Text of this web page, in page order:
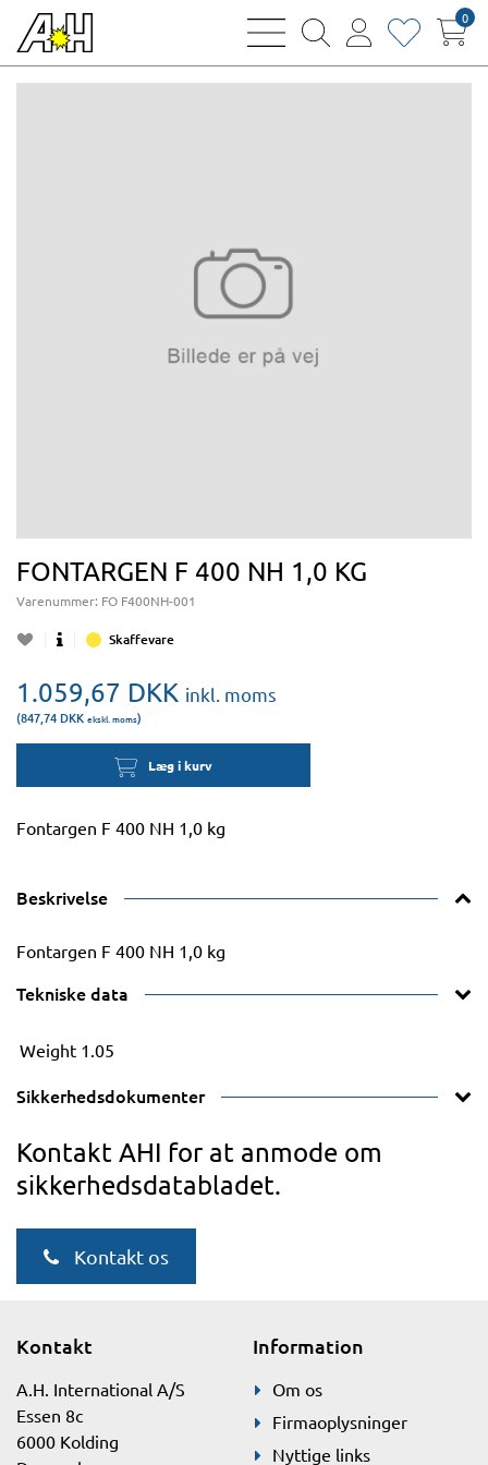
bars
thin
magnifying
thin
user
heart0
FONTARGEN F 400 NH 1,0 KG
Varenummer: FO F400NH-001
Skaffevare
1.059,67 DKK inkl. moms
(847,74 DKK ekskl. moms)
Læg i kurv
Fontargen F 400 NH 1,0 kg
Beskrivelse
Fontargen F 400 NH 1,0 kg
Tekniske data
Weight 1.05
Sikkerhedsdokumenter
Kontakt AHI for at anmode om
sikkerhedsdatabladet.
Kontakt os
Kontakt
A.H. International A/S
Essen 8c
6000 Kolding
Information
Om os
Firmaoplysninger
Nyttige links